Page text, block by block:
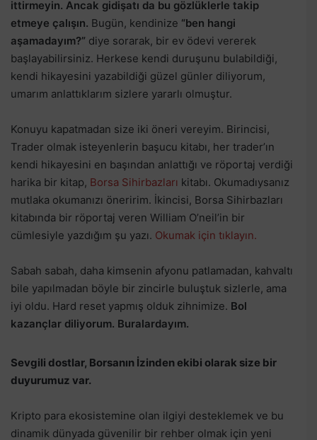
ittirmeyin. Ancak gidişatı da bu gözlüklerle takip
etmeye çalışın. Bugün, kendinize “ben hangi
aşamadayım?” diye sorarak, bir ev ödevi vererek
başlayabilirsiniz. Herkese kendi duruşunu bulabildiği,
kendi hikayesini yazabildiği güzel günler diliyorum,
umarım anlattıklarım sizlere yararlı olmuştur.
Konuyu kapatmadan size iki öneri vereyim. Birincisi,
Trader olmak isteyenlerin başucu kitabı, her trader’ın
kendi hikayesini en başından anlattığı ve röportaj verdiği
harika bir kitap, Borsa Sihirbazları kitabı. Okumadıysanız
mutlaka okumanızı öneririm. İkincisi, Borsa Sihirbazları
kitabında bir röportaj veren William O’neil’in bir
cümlesiyle yazdığım şu yazı. Okumak için tıklayın.
Sabah sabah, daha kimsenin afyonu patlamadan, kahvaltı
bile yapılmadan böyle bir zincirle buluştuk sizlerle, ama
iyi oldu. Hard reset yapmış olduk zihnimize. Bol
kazançlar diliyorum. Buralardayım.
Sevgili dostlar, Borsanın İzinden ekibi olarak size bir
duyurumuz var.
Kripto para ekosistemine olan ilgiyi desteklemek ve bu
dinamik dünyada güvenilir bir rehber olmak için yeni